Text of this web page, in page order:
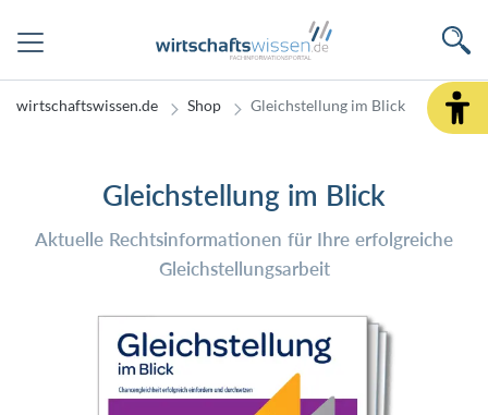
wirtschaftswissen.de Shop Gleichstellung im Blick
Gleichstellung im Blick
Aktuelle Rechtsinformationen für Ihre erfolgreiche
Gleichstellungsarbeit